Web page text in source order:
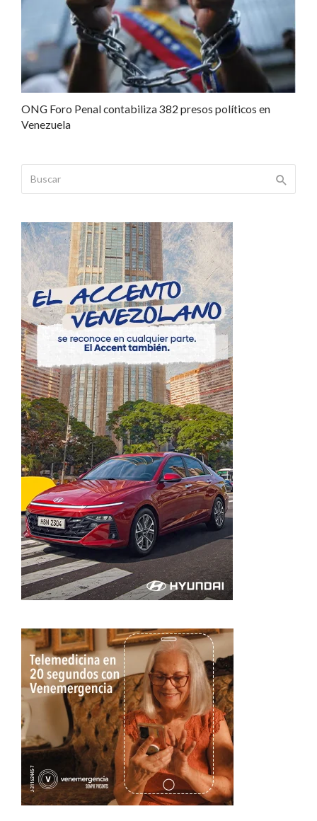
ONG Foro Penal contabiliza 382 presos políticos en
Venezuela